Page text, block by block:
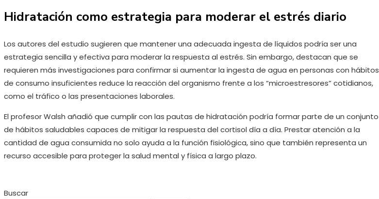
Hidratación como estrategia para moderar el estrés diario
Los autores del estudio sugieren que mantener una adecuada ingesta de líquidos podría ser una
estrategia sencilla y efectiva para moderar la respuesta al estrés. Sin embargo, destacan que se
requieren más investigaciones para confirmar si aumentar la ingesta de agua en personas con hábitos
de consumo insuficientes reduce la reacción del organismo frente a los “microestresores” cotidianos,
como el tráfico o las presentaciones laborales.
El profesor Walsh añadió que cumplir con las pautas de hidratación podría formar parte de un conjunto
de hábitos saludables capaces de mitigar la respuesta del cortisol día a día. Prestar atención a la
cantidad de agua consumida no solo ayuda a la función fisiológica, sino que también representa un
recurso accesible para proteger la salud mental y física a largo plazo.
Buscar